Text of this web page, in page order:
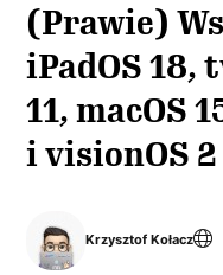
(Prawie)
iPadOS 18,
11, macOS
i visionOS 2
Krzysztof Kołacz